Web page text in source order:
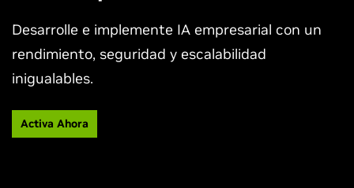
Desarrolle e implemente IA empresarial con un
rendimiento, seguridad y escalabilidad
inigualables.
Activa Ahora